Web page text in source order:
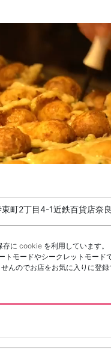
町2丁目4-1近鉄百貨店奈
存に cookie を利用しています。
トモードやシークレットモード
んのでお店をお気に入りに登録